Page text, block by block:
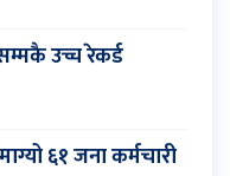
उच्च रेकर्ड
६१ जना कर्मचारी